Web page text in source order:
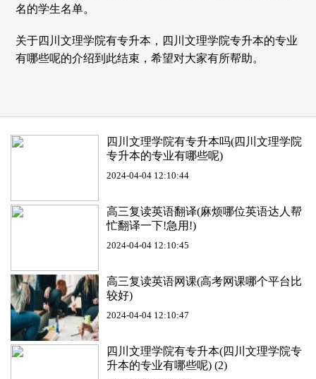
名的学生名单。
关于四川文理学院有专升本，四川文理学院专升本的专业
有哪些呢的介绍到此结束，希望对大家有所帮助。
四川文理学院有专升本吗(四川文理学院
专升本的专业有哪些呢)
2024-04-04 12:10:44
高三复读英语翻译(麻烦哪位英语达人帮
忙翻译一下!急用!)
2024-04-04 12:10:45
高三复读英语网课(高考网课哪个平台比
较好)
2024-04-04 12:10:47
四川文理学院有专升本(四川文理学院专
升本的专业有哪些呢) (2)